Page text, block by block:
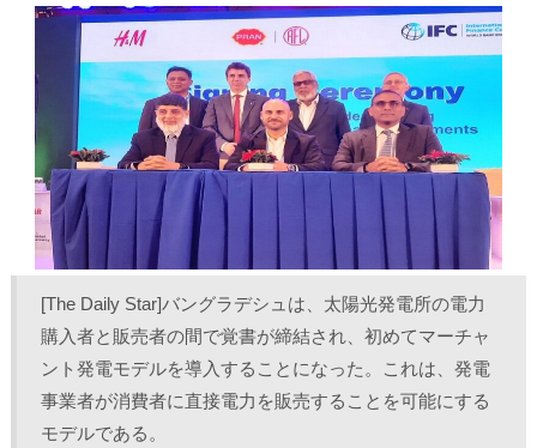
て
T
(
新
し
い
ウ
ィ
ン
ド
で
開
き
ま
)
o
o
k
で
共
有
す
る
に
は
ク
リ
し
て
く
だ
さ
(
新
い
ィ
ン
ド
ウ
で
開
て
L
k
e
d
I
n
で
共
有
(
新
ン
ウ
で
き
す
て
印
刷
新
し
い
ウ
ィ
ン
ド
ウ
で
開
[The Daily Star]バングラデシュは、太陽光発電所の電力
購入者と販売者の間で覚書が締結され、初めてマーチャ
ント発電モデルを導入することになった。これは、発電
事業者が消費者に直接電力を販売することを可能にする
モデルである。